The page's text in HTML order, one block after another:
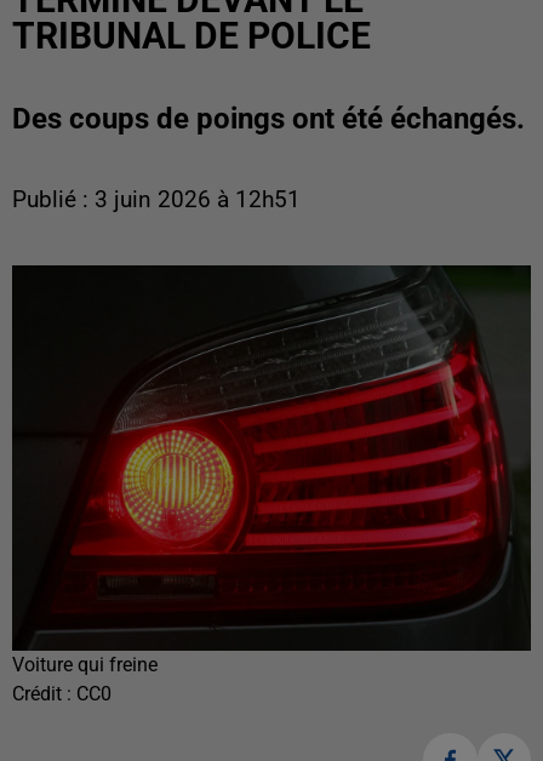
TRIBUNAL DE POLICE
Des coups de poings ont été échangés.
Publié : 3 juin 2026 à 12h51
Voiture qui freine
Crédit : CC0